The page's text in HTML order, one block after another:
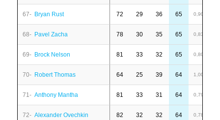
67- Bryan Rust 72 29 36 65 0,90
68- Pavel Zacha 78 30 35 65 0,83
69- Brock Nelson 81 33 32 65 0,80
70- Robert Thomas 64 25 39 64 1,00
71- Anthony Mantha 81 33 31 64 0,79
72- Alexander Ovechkin 82 32 32 64 0,78